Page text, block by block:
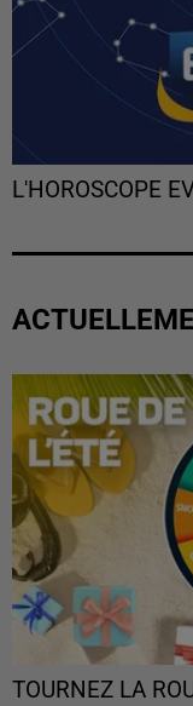
L'HOROSCOPE
TOURNEZ LA